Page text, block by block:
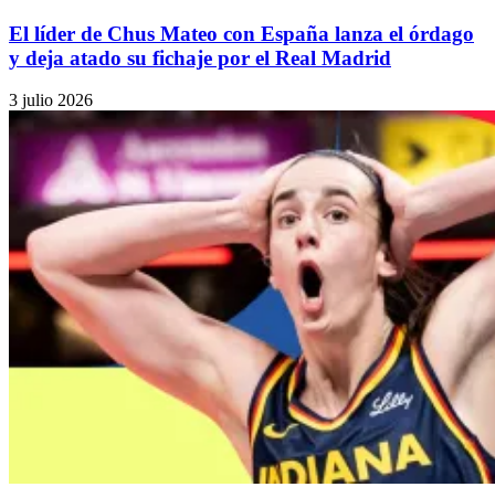
El líder de Chus Mateo con España lanza el órdago
y deja atado su fichaje por el Real Madrid
3 julio 2026